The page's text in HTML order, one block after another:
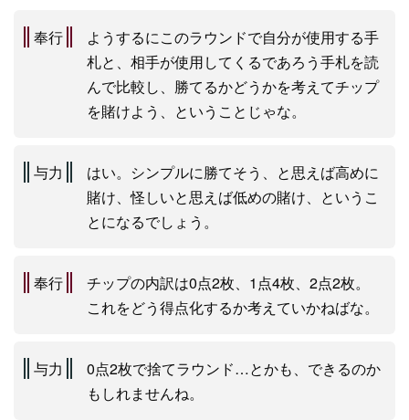
奉行
ようするにこのラウンドで自分が使用する手
札と、相手が使用してくるであろう手札を読
んで比較し、勝てるかどうかを考えてチップ
を賭けよう、ということじゃな。
与力
はい。シンプルに勝てそう、と思えば高めに
賭け、怪しいと思えば低めの賭け、というこ
とになるでしょう。
奉行
チップの内訳は0点2枚、1点4枚、2点2枚。
これをどう得点化するか考えていかねばな。
与力
0点2枚で捨てラウンド…とかも、できるのか
もしれませんね。